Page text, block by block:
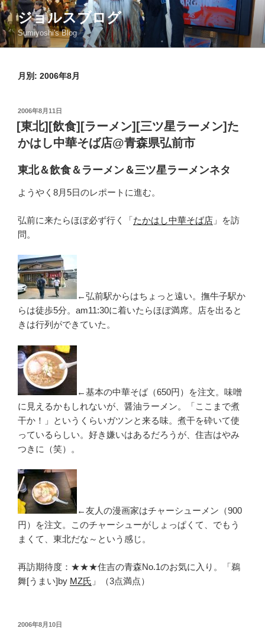
コ
ン
テ
ン
ジョルスブログ
Sumiyoshi's Blog
月別: 2006年8月
投
稿
日:
2006年8月11日
[東北][飲食][ラーメン][三ツ星ラーメン]た
かはし中華そば店@青森県弘前市
東北＆飲食＆ラーメン＆三ツ星ラーメンネタ
ようやく8月5日のレポートに進む。
弘前に来たらほぼ必ず行く「たかはし中華そば店 」を訪
問。
←弘前駅からはちょっと遠い。撫牛子駅か
らは徒歩5分。am11:30に着いたらほぼ満席。店を出ると
きは行列ができていた。
←基本の中華そば（650円）を注文。味噌
に見えるかもしれないが、醤油ラーメン。「ここまで煮
干か！」というくらいガツンと来る味。煮干を砕いて使
っているらしい。好き嫌いはあるだろうが、住吉はやみ
つきに（笑）。
←友人の漫画家はチャーシューメン（900
円）を注文。このチャーシューがしょっぱくて、でもう
まくて、東北だな～という感じ。
再訪期待度：★★★住吉の青森No.1のお気に入り。「鵜
舞[うまい]by MZ氏 」（3点満点）
投
2006年8月10日